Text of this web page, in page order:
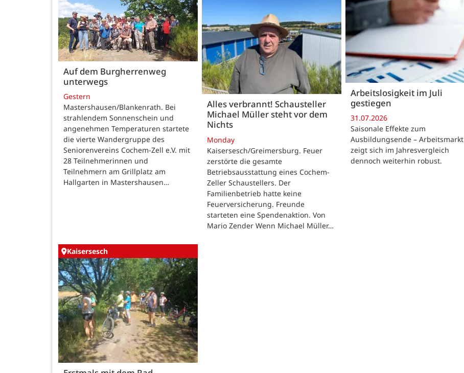
Auf dem Burgherrenweg
unterwegs
Gestern
Mastershausen/Blankenrath. Bei
strahlendem Sonnenschein und
angenehmen Temperaturen startete
die vierte Wandergruppe des
Seniorenvereins Cochem-Zell e.V. mit
28 Teilnehmerinnen und
Teilnehmern am Grillplatz am
Hallgarten in Mastershausen…
Alles verbrannt! Schausteller
Michael Müller steht vor dem
Nichts
Monday
Kaisersesch/Greimersburg. Feuer
zerstörte die gesamte
Betriebsausstattung eines Cochem-
Zeller Schaustellers. Der
Familienbetrieb hatte keine
Feuerversicherung. Freunde
starteten eine Spendenaktion. Von
Mario Zender Wenn Michael Müller…
Arbeitslosigkeit im Juli
gestiegen
31.07.2026
Saisonale Effekte zum
Ausbildungsende – Arbeitsmarkt
zeigt sich im Jahresvergleich
dennoch weiterhin robust.
Kaisersesch